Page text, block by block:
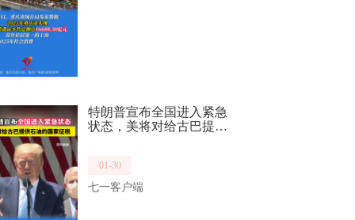
特朗普宣布全国进入紧急
状态，美将对给古巴提供
01-30
七一客户端